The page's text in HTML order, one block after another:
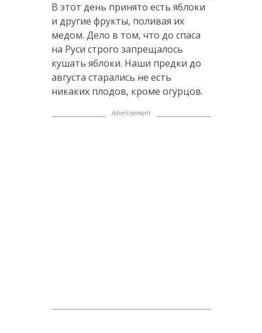
В этот день принято есть яблоки
и другие фрукты, поливая их
медом. Дело в том, что до спаса
на Руси строго запрещалось
кушать яблоки. Наши предки до
августа старались не есть
никаких плодов, кроме огурцов.